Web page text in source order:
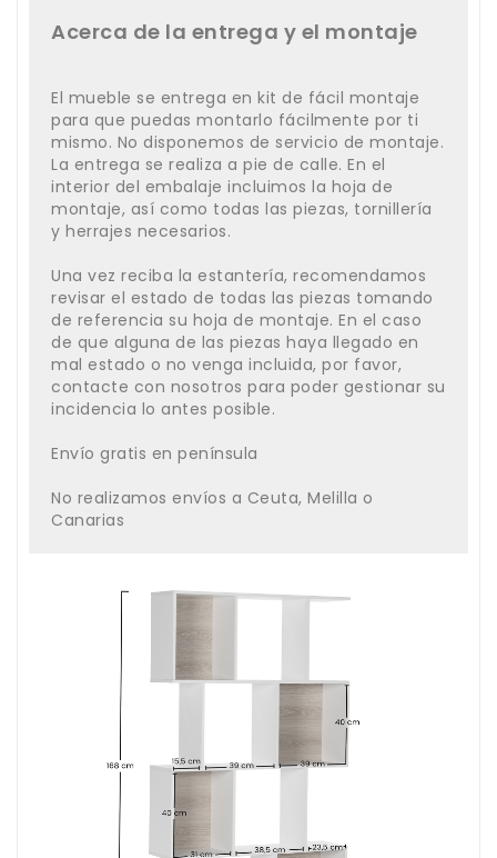
Acerca de la entrega y el montaje
El mueble se entrega en kit de fácil montaje
para que puedas montarlo fácilmente por ti
mismo. No disponemos de servicio de montaje.
La entrega se realiza a pie de calle. En el
interior del embalaje incluimos la hoja de
montaje, así como todas las piezas, tornillería
y herrajes necesarios.
Una vez reciba la estantería, recomendamos
revisar el estado de todas las piezas tomando
de referencia su hoja de montaje. En el caso
de que alguna de las piezas haya llegado en
mal estado o no venga incluida, por favor,
contacte con nosotros para poder gestionar su
incidencia lo antes posible.
Envío gratis en península
No realizamos envíos a Ceuta, Melilla o
Canarias